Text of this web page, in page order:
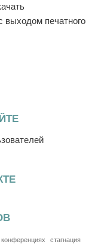
печатного
стагнация